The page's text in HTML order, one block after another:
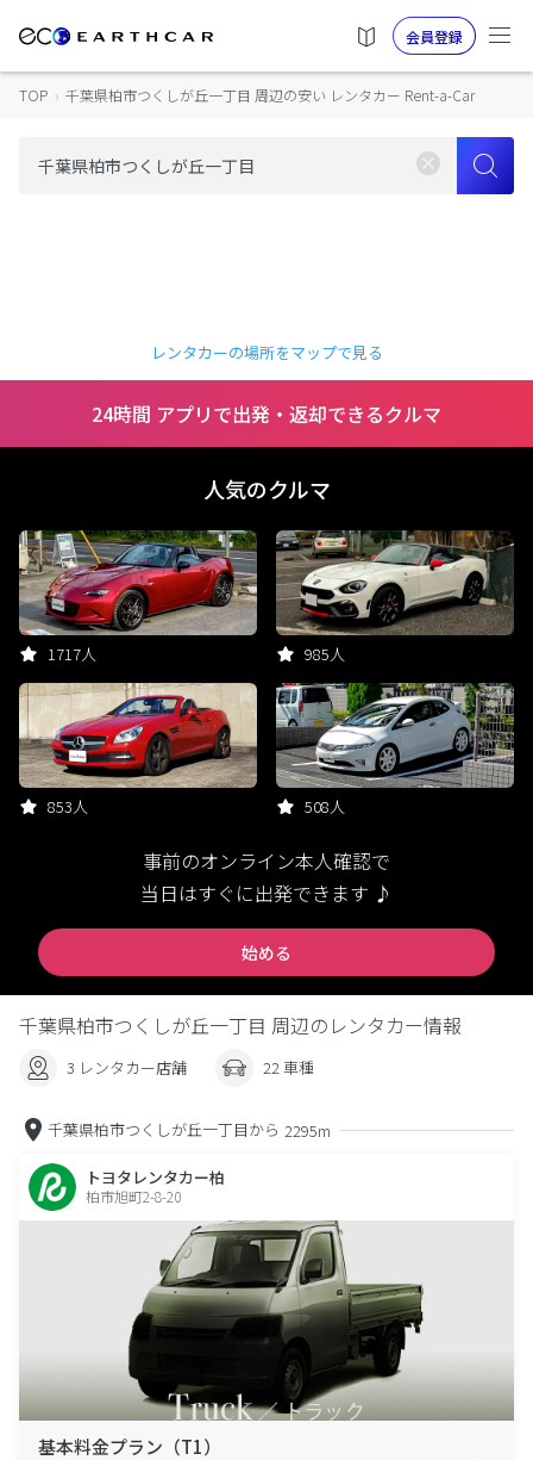
会員登録
TOP › 千葉県柏市つくしが丘一丁目 周辺の安い レンタカー Rent-a-Car
レンタカーの場所をマップで見る
24時間 アプリで出発・返却できるクルマ
人気のクルマ
1717人 985人
853人 508人
事前のオンライン本人確認で
当日はすぐに出発できます ♪
始める
千葉県柏市つくしが丘一丁目 周辺のレンタカー情報
3 レンタカー店舗 22 車種
千葉県柏市つくしが丘一丁目から 2295m
トヨタレンタカー柏
柏市旭町2-8-20
基本料金プラン（T1）